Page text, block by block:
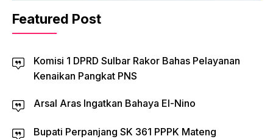
Featured Post
Komisi 1 DPRD Sulbar Rakor Bahas Pelayanan
Kenaikan Pangkat PNS
Arsal Aras Ingatkan Bahaya El-Nino
Bupati Perpanjang SK 361 PPPK Mateng